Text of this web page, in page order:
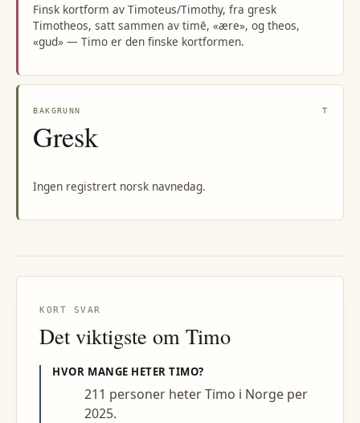
Finsk kortform av Timoteus/Timothy, fra gresk
Timotheos, satt sammen av timē, «ære», og theos,
«gud» — Timo er den finske kortformen.
BAKGRUNN T
Gresk
Ingen registrert norsk navnedag.
KORT SVAR
Det viktigste om Timo
HVOR MANGE HETERTIMO?
211 personer heter Timo i Norge per
2025.